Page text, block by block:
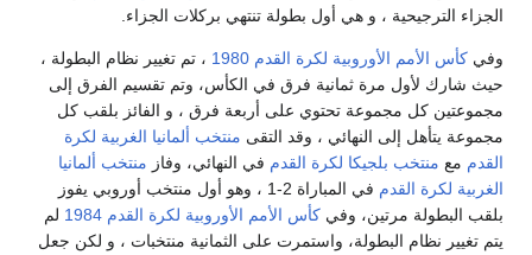
تنتهي بركلات الجزاء.
1980
، تم تغيير نظام البطولة ،
الكأس، وتم تقسيم الفرق إلى
أربعة فرق ، و الفائز بلقب كل
منتخب ألمانيا الغربية لكرة
في النهائي، وفازمنتخب ألمانيا
في المباراة 2-1 ، وهو أول منتخب أوروبي يفوز
الأوروبية لكرة القدم 1984
لم
على الثمانية منتخبات ، و لكن جعل